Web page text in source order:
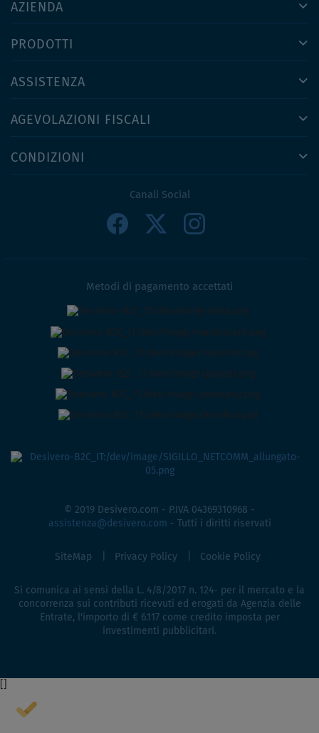
AZIENDA
PRODOTTI
ASSISTENZA
AGEVOLAZIONI FISCALI
CONDIZIONI
Canali Social
Metodi di pagamento accettati
© 2019 Desivero.com - P.IVA 04369310968 -
assistenza@desivero.com - Tutti i diritti riservati
SiteMap Privacy Policy Cookie Policy
Si comunica ai sensi della L. 4/8/2017 n. 124- per il mercato e la
concorrenza sui contributi ricevuti ed erogati da Agenzia delle
Entrate, l'importo di € 6.117 come credito imposta per
investimenti pubblicitari.